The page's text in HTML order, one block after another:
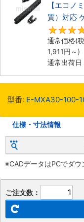
【エコノ
質）対応
ナップ開閉
通常価格(
1,911円 ～)
通常出荷日
型番: E-MXA30-100-
仕様・寸法情報
※CADデータはPCでダウ
ご注文数：